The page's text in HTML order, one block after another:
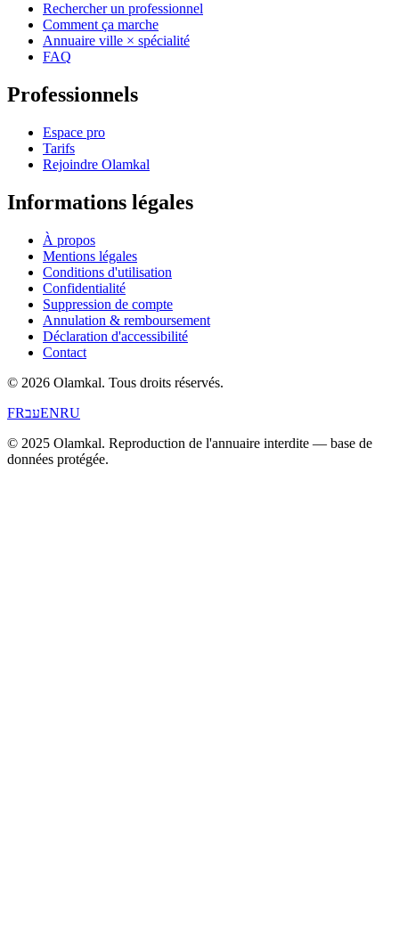
Rechercher un professionnel
Comment ça marche
Annuaire ville × spécialité
FAQ
Professionnels
Espace pro
Tarifs
Rejoindre Olamkal
Informations légales
À propos
Mentions légales
Conditions d'utilisation
Confidentialité
Suppression de compte
Annulation & remboursement
Déclaration d'accessibilité
Contact
© 2026 Olamkal. Tous droits réservés.
FRעבENRU
© 2025 Olamkal. Reproduction de l'annuaire interdite — base de
données protégée.